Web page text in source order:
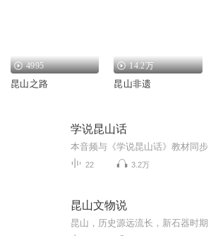
4995
昆山之路
14.2万
昆山非遗
学说昆山话
本音频与《学说昆山话》教材同步
22 3.2万
昆山文物说